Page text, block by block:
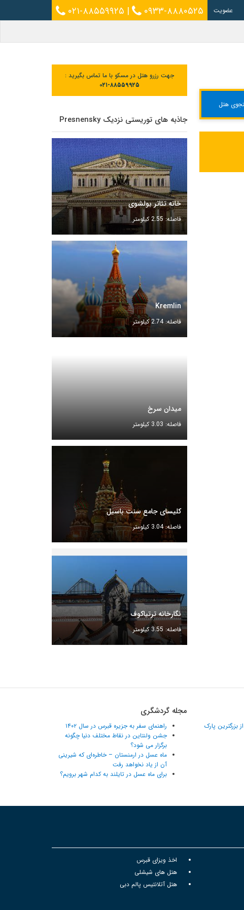
۰۲۱-۸۸۵۵۹۹۲۵ | ۰۹۳۳-۸۸۸۰۵۲۵ عضویت
هتل
جهت رزرو هتل در مسکو با ما تماس بگیرید :
۰۲۱-۸۸۵۵۹۹۲۵
جاذبه های توریستی نزدیک Presnensky
خانه تئاتر بولشوی
فاصله: 2.55 کیلومتر
Kremlin
فاصله: 2.74 کیلومتر
میدان سرخ
فاصله: 3.03 کیلومتر
کلیسای جامع سنت باسیل
فاصله: 3.04 کیلومتر
نگارخانه ترتیاکوف
فاصله: 3.55 کیلومتر
بزرگترین پارک
مجله گردشگری
راهنمای سفر به جزیره قبرس در سال ۱۴۰۲
جشن ولنتاین در نقاط مختلف دنیا چگونه
برگزار می شود؟
ماه عسل در ارمنستان – خاطره‌ای که شیرینی
آن از یاد نخواهد رفت
برای ماه عسل در تایلند به کدام شهر برویم؟
اخذ ویزای قبرس
هتل های شیشلی
هتل آتلانتیس پالم دبی